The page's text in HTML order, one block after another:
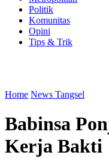
Politik
Komunitas
Opini
Tips & Trik
Home News Tangsel
Babinsa
Kerja Bakti